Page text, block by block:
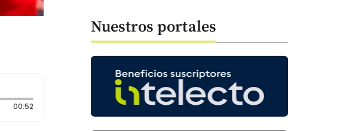
00:52Duración: 52 segundos
Nuestros portales